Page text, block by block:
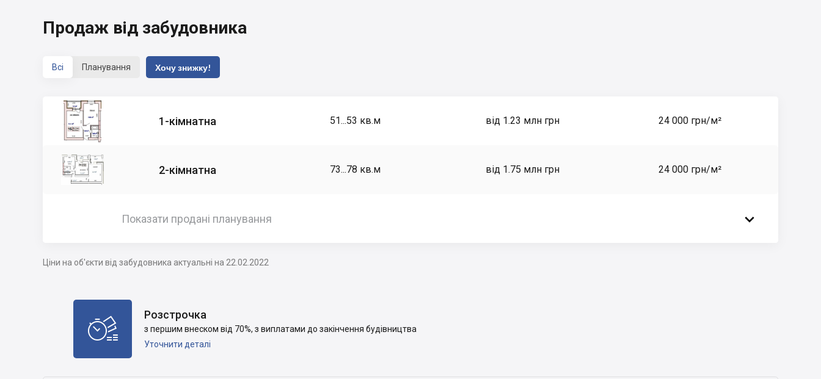
Продаж від забудовника
Всі Планування Хочу знижку!
1-кімнатна 51...53 кв.м від 1.23 млн грн 24 000 грн/м²
2-кімнатна 73...78 кв.м від 1.75 млн грн 24 000 грн/м²
Показати продані планування 
Ціни на об'єкти від забудовника актуальні на 22.02.2022

Розстрочка
з першим внеском від 70%, з виплатами до закінчення будівництва
Уточнити деталі